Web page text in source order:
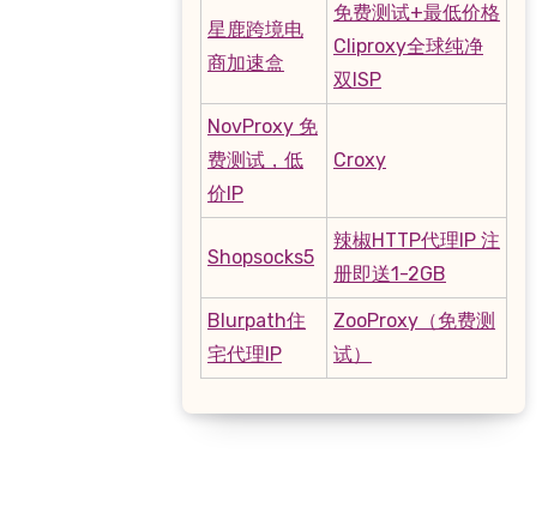
星鹿跨境电
商加速盒
免费测试+最低价格
Cliproxy全球纯净
双ISP
NovProxy 免
费测试，低
价IP
Croxy
Shopsocks5
辣椒HTTP代理IP 注
册即送1-2GB
Blurpath住
宅代理IP
ZooProxy（免费测
试）